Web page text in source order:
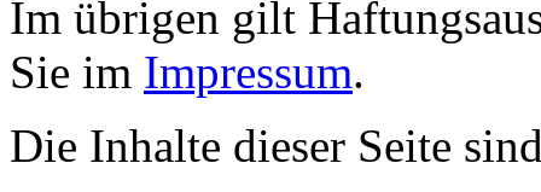
Im übrigen gilt
Sie im Impressum.
Die Inhalte dieser Seite